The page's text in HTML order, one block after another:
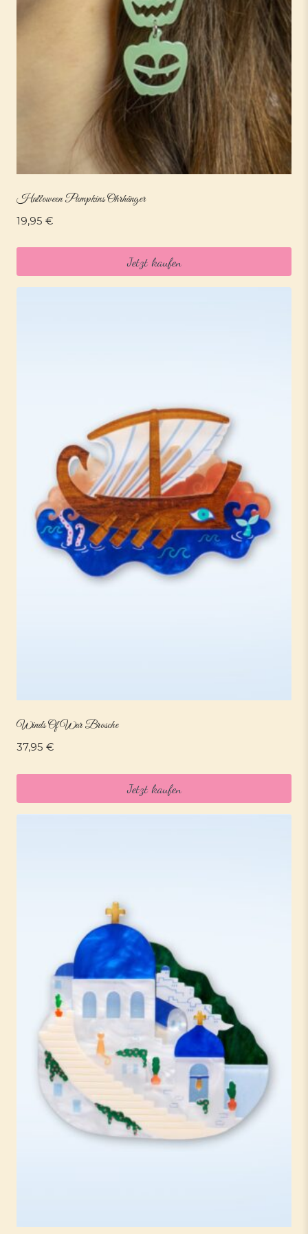
Halloween Pumpkins Ohrhänger
19,95 €
Jetzt kaufen
Winds Of War Brosche
37,95 €
Jetzt kaufen